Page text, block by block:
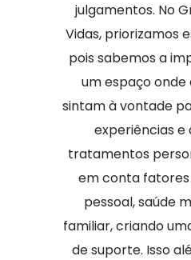
julgamentos. No
Vidas, priorizamos
pois sabemos a
um espaço onde
sintam à vontade
experiências e
tratamentos
em conta
pessoal, saúde
familiar, criando
de suporte. Isso